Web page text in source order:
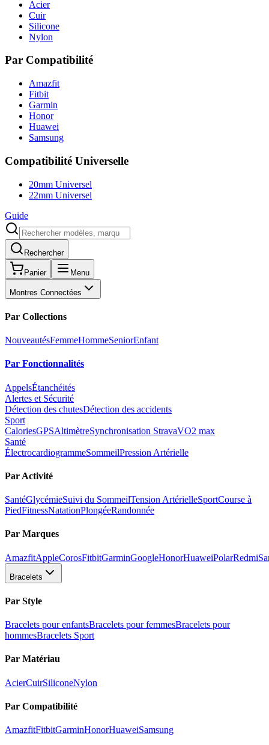
Acier
Cuir
Silicone
Nylon
Par Compatibilité
Amazfit
Fitbit
Garmin
Honor
Huawei
Samsung
Compatibilité Universelle
20mm Universel
22mm Universel
Guide
Rechercher
Panier Menu
Montres Connectées
Par Collections
NouveautésFemmeHommeSeniorEnfant
Par Fonctionnalités
AppelsÉtanchéités
Alertes et Sécurité
Détection des chutesDétection des accidents
Sport
CaloriesGPSAltimètreSynchronisation StravaVO2 max
Santé
ÉlectrocardiogrammeSommeilPression Artérielle
Par Activité
SantéGlycémieSuivi du SommeilTension ArtérielleSportCourse à
PiedFitnessNatationPlongéeRandonnée
Par Marques
AmazfitAppleCorosFitbitGarminGoogleHonorHuaweiPolarRedmi
Bracelets
Par Style
Bracelets pour enfantsBracelets pour femmesBracelets pour
hommesBracelets Sport
Par Matériau
AcierCuirSiliconeNylon
Par Compatibilité
AmazfitFitbitGarminHonorHuaweiSamsung